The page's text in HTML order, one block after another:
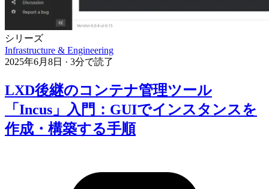
シリーズ
Infrastructure & Engineering
2025年6月8日 · 3分で読了
LXD後継のコンテナ管理ツール
「Incus」入門：GUIでインスタンスを
作成・構築する手順